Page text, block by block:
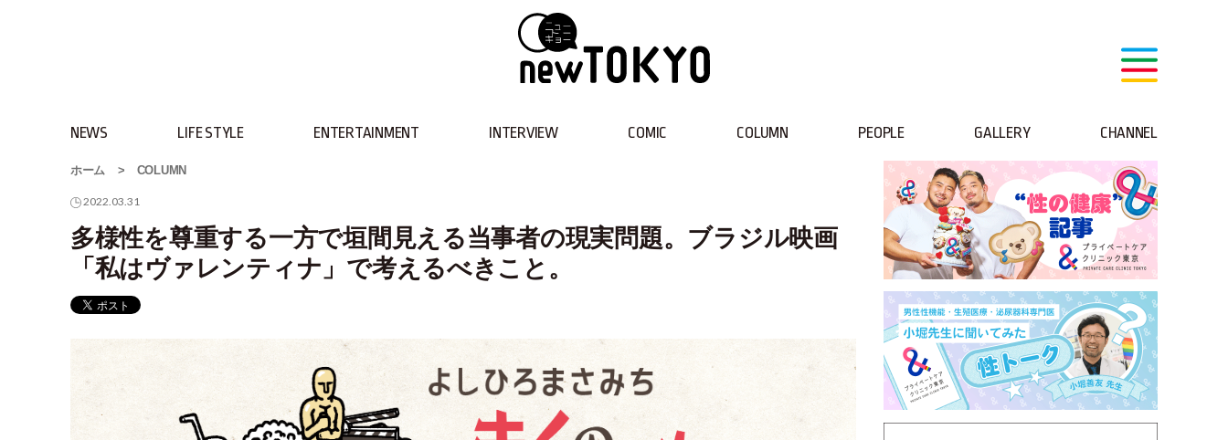
NEWS LIFE STYLE ENTERTAINMENT INTERVIEW COMIC COLUMN PEOPLE GALLERY CHANNEL
ホーム > COLUMN
2022.03.31
多様性を尊重する一方で垣間見える当事者の現実問題。ブラジル映画
「私はヴァレンティナ」で考えるべきこと。